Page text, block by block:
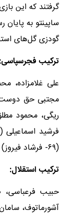
ساپینتو به
گودزی گل‌های
ترکیب فجرسپاسی:
مجتبی حق
(۶۹- فرشاد فیروز) و حسین شهابی (۶۱- ارشیا وثوقی فرد)
ترکیب استقلال:
آشورماتوف،